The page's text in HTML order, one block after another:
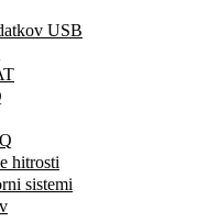
USB
hitrosti
sistemi